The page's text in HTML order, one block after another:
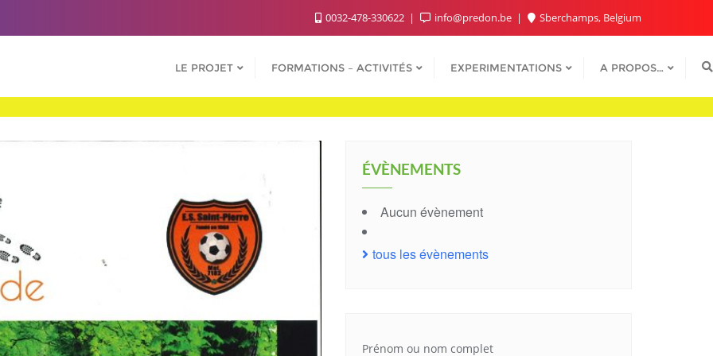
0032-478-330622 info@predon.be Sberchamps, Belgium
LE PROJET FORMATIONS – ACTIVITÉS EXPERIMENTATIONS A PROPOS…
ÉVÈNEMENTS
Aucun évènement
tous les évènements
Prénom ou nom complet